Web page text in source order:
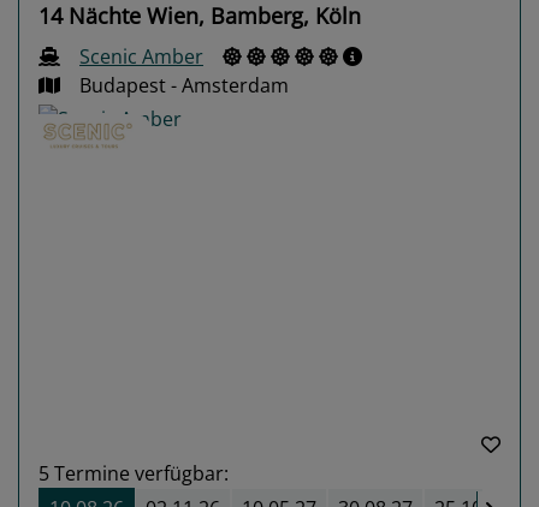
14 Nächte Wien, Bamberg, Köln
Scenic Amber
Budapest - Amsterdam
5Termine verfügbar: